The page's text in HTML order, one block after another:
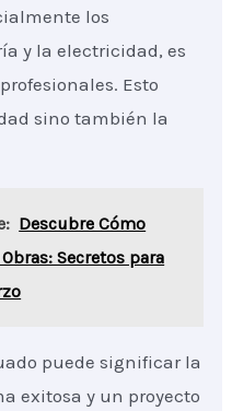
los
y la electricidad, es
Esto
sino también la
Descubre Cómo
Secretos para
puede significar la
exitosa y un proyecto